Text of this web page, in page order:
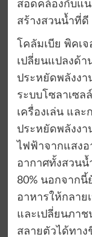
สอดคล้องกับแน
สร้างสวนน้ำที่ดี
โคลัมเบีย พิคเ
เปลี่ยนแปลงด้า
ประหยัดพลังง
ระบบโซลาเซล
เครื่องเล่น แล
ประหยัดพลังง
ไฟฟ้าจากแสง
อากาศทั้งสวน
80% นอกจากนี้
อาหารให้กลาย
และเปลี่ยนภาช
สลายตัวได้ทาง